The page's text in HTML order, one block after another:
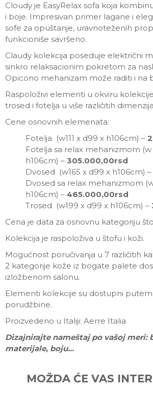
Cloudy je EasyRelax sofa koja
i boje. Impresivan primer lagane i
sofe za opuštanje, uravnoteženih
funkcioniše savršeno.
Claudy kolekcija poseduje električni
sinkro relaksacionim pokretom za
Opicono mehanizam može raditi i na
Raspoloživi elementi u okviru
trosed i fotelja u više različitih
Cene osnovnih elemenata:
Fotelja (w111 x d99 x h106cm) –
Fotelja sa relax mehanizmom (w
h106cm) – 305.000,00rsd
Dvosed (w165 x d99 x h106cm) –
Dvosed sa relax mehanizmom
h106cm) – 465.000,00rsd
Trosed (w199 x d99 x h106cm) –
Cena je data za osnovnu kategoriju
Kolekcija je raspoloživa u štofu i koži.
Mogućnost poručivanja u 7 različitih
2 kategorije kože iz bogate palete
izložbenom salonu.
Elementi kolekcije su dostupni
porudžbine.
Proizvedeno u Italiji: Aerre Italia
Dizajnirajte nameštaj po vašoj meri:
materijale, boju…
MOŽDA ĆE VAS